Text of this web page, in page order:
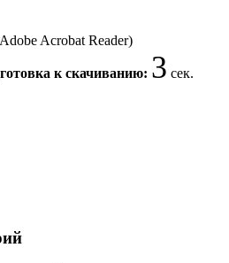
Acrobat Reader)
к скачиванию: 3 сек.